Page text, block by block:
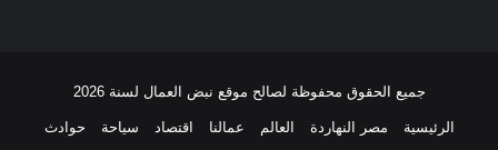
جميع الحقوق محفوظة لصالح موقع نبض العمال لسنة 2026
الرئيسية مصر النهاردة العالم عمالنا اقتصاد سياحة حوادث